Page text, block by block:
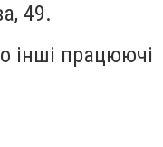
49.
інші працюючі